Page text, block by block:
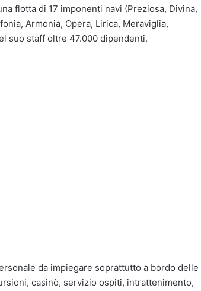
flotta di 17 imponenti navi (Preziosa, Divina,
Armonia, Opera, Lirica, Meraviglia,
suo staff oltre 47.000 dipendenti.
da impiegare soprattutto a bordo delle
casinò, servizio ospiti, intrattenimento,